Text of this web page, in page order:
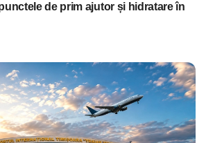
de prim ajutor și hidratare în